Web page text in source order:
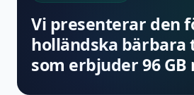
Vi presenterar den
holländska
som erbjuder 96 GB